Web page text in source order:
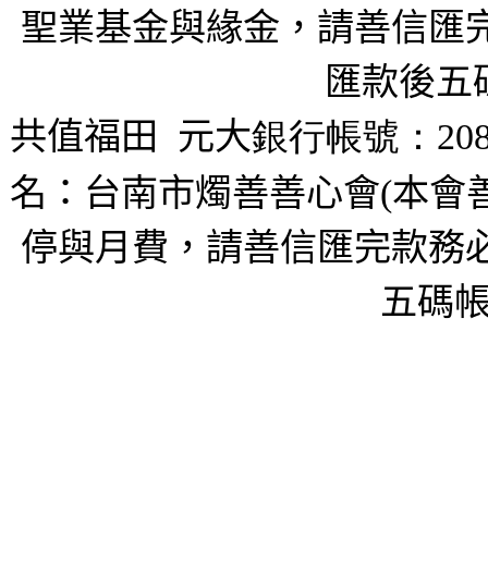
聖業基金與緣金，請善信匯
匯款後五
共值福田
元大銀行帳號：
名：台南市燭善善心會(本會
停與月費，請善信匯完款務
五碼